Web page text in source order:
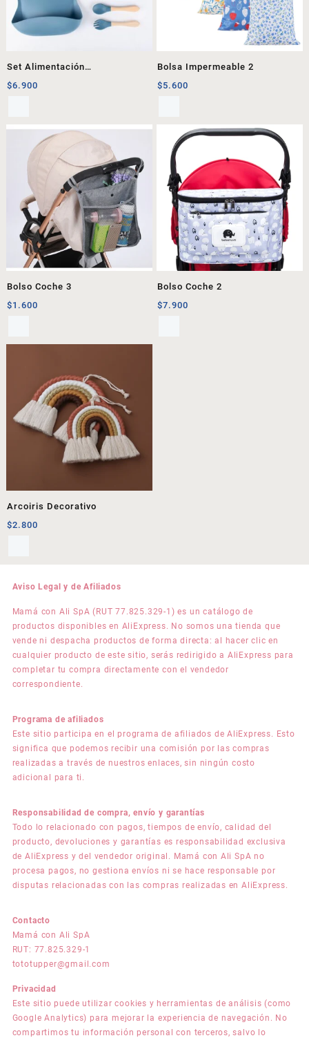
Set Alimentación
Complementaria 1
$6.900
Bolsa Impermeable 2
$5.600
Bolso Coche 3
$1.600
Bolso Coche 2
$7.900
Arcoiris Decorativo
$2.800
Aviso Legal y de Afiliados
Mamá con Ali SpA (RUT 77.825.329-1) es un catálogo de
productos disponibles en AliExpress. No somos una tienda que
vende ni despacha productos de forma directa: al hacer clic en
cualquier producto de este sitio, serás redirigido a AliExpress para
completar tu compra directamente con el vendedor
correspondiente.
Programa de afiliados
Este sitio participa en el programa de afiliados de AliExpress. Esto
significa que podemos recibir una comisión por las compras
realizadas a través de nuestros enlaces, sin ningún costo
adicional para ti.
Responsabilidad de compra, envío y garantías
Todo lo relacionado con pagos, tiempos de envío, calidad del
producto, devoluciones y garantías es responsabilidad exclusiva
de AliExpress y del vendedor original. Mamá con Ali SpA no
procesa pagos, no gestiona envíos ni se hace responsable por
disputas relacionadas con las compras realizadas en AliExpress.
Contacto
Mamá con Ali SpA
RUT: 77.825.329-1
tototupper@gmail.com
Privacidad
Este sitio puede utilizar cookies y herramientas de análisis (como
Google Analytics) para mejorar la experiencia de navegación. No
compartimos tu información personal con terceros, salvo lo